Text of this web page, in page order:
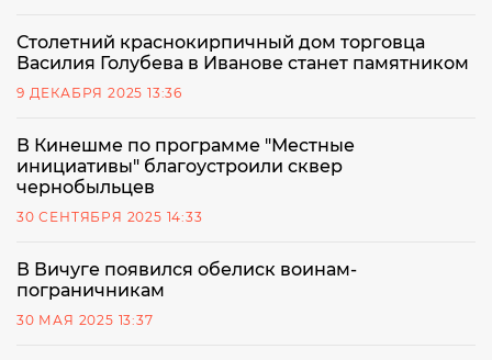
Столетний краснокирпичный дом торговца
Василия Голубева в Иванове станет памятником
9 ДЕКАБРЯ 2025 13:36
В Кинешме по программе "Местные
инициативы" благоустроили сквер
чернобыльцев
30 СЕНТЯБРЯ 2025 14:33
В Вичуге появился обелиск воинам-
пограничникам
30 МАЯ 2025 13:37